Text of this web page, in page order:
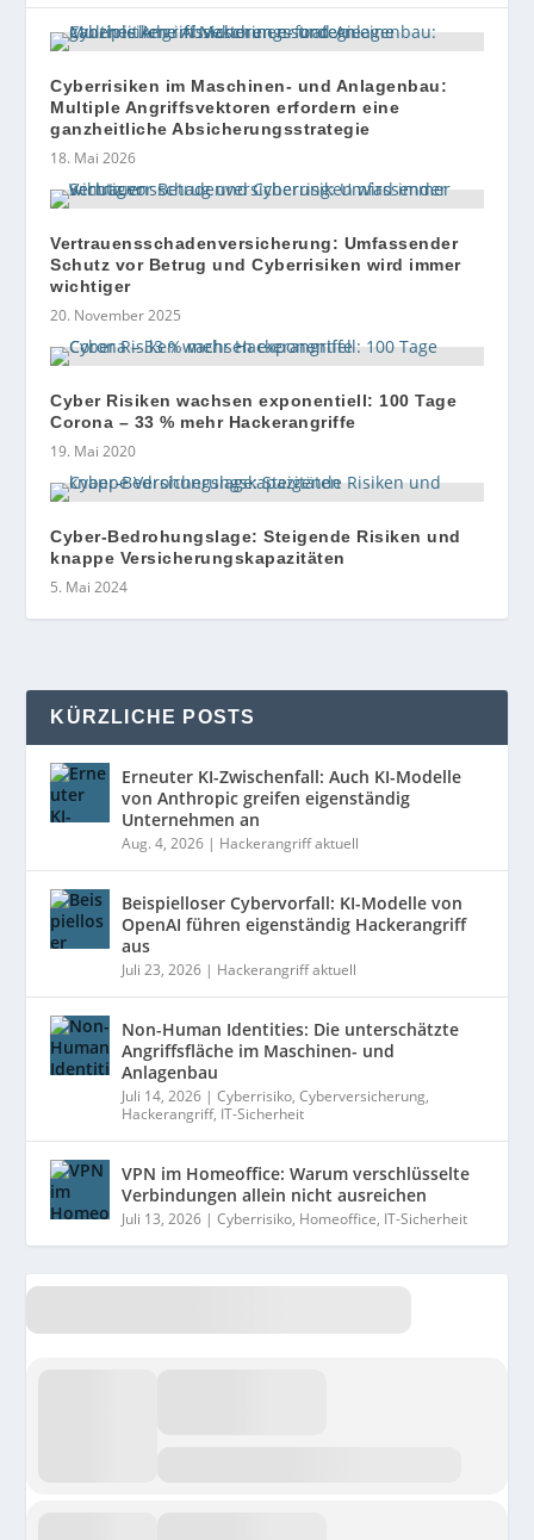
Cyberrisiken im Maschinen- und Anlagenbau:
Multiple Angriffsvektoren erfordern eine
ganzheitliche Absicherungsstrategie
18. Mai 2026
Vertrauensschadenversicherung: Umfassender
Schutz vor Betrug und Cyberrisiken wird immer
wichtiger
20. November 2025
Cyber Risiken wachsen exponentiell: 100 Tage
Corona – 33 % mehr Hackerangriffe
19. Mai 2020
Cyber-Bedrohungslage: Steigende Risiken und
knappe Versicherungskapazitäten
5. Mai 2024
KÜRZLICHE POSTS
Erneuter KI-Zwischenfall: Auch KI-Modelle
von Anthropic greifen eigenständig
Unternehmen an
Aug. 4, 2026 | Hackerangriff aktuell
Beispielloser Cybervorfall: KI-Modelle von
OpenAI führen eigenständig Hackerangriff
aus
Juli 23, 2026 | Hackerangriff aktuell
Non-Human Identities: Die unterschätzte
Angriffsfläche im Maschinen- und
Anlagenbau
Juli 14, 2026 |Cyberrisiko,Cyberversicherung,
Hackerangriff, IT-Sicherheit
VPN im Homeoffice: Warum verschlüsselte
Verbindungen allein nicht ausreichen
Juli 13, 2026 |Cyberrisiko, Homeoffice, IT-Sicherheit